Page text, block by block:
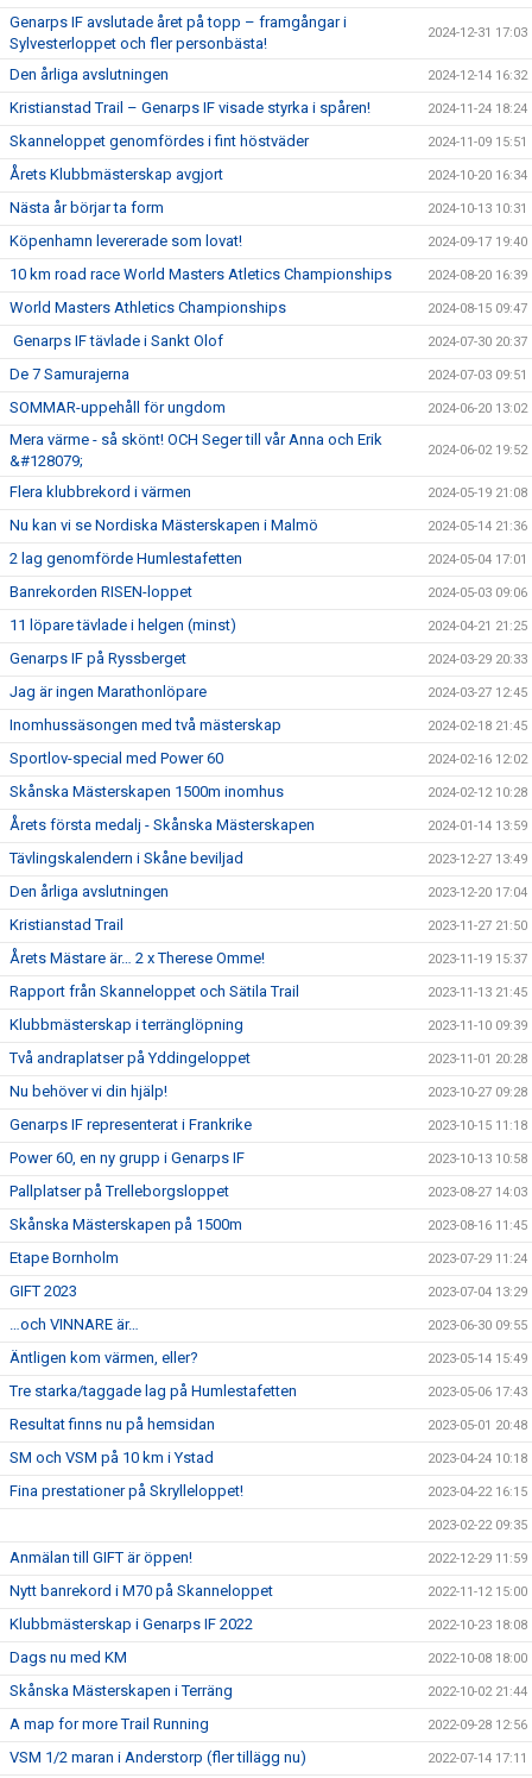
Genarps IF avslutade året på topp – framgångar i
Sylvesterloppet och fler personbästa!
2024-12-31 17:03
Den årliga avslutningen 2024-12-14 16:32
Kristianstad Trail – Genarps IF visade styrka i spåren! 2024-11-24 18:24
Skanneloppet genomfördes i fint höstväder 2024-11-09 15:51
Årets Klubbmästerskap avgjort 2024-10-20 16:34
Nästa år börjar ta form 2024-10-13 10:31
Köpenhamn levererade som lovat! 2024-09-17 19:40
10 km road race World Masters Atletics Championships 2024-08-20 16:39
World Masters Athletics Championships 2024-08-15 09:47
Genarps IF tävlade i Sankt Olof 2024-07-30 20:37
De 7 Samurajerna 2024-07-03 09:51
SOMMAR-uppehåll för ungdom 2024-06-20 13:02
Mera värme - så skönt! OCH Seger till vår Anna och Erik
&#128079;
2024-06-02 19:52
Flera klubbrekord i värmen 2024-05-19 21:08
Nu kan vi se Nordiska Mästerskapen i Malmö 2024-05-14 21:36
2 lag genomförde Humlestafetten 2024-05-04 17:01
Banrekorden RISEN-loppet 2024-05-03 09:06
11 löpare tävlade i helgen (minst) 2024-04-21 21:25
Genarps IF på Ryssberget 2024-03-29 20:33
Jag är ingen Marathonlöpare 2024-03-27 12:45
Inomhussäsongen med två mästerskap 2024-02-18 21:45
Sportlov-special med Power 60 2024-02-16 12:02
Skånska Mästerskapen 1500m inomhus 2024-02-12 10:28
Årets första medalj - Skånska Mästerskapen 2024-01-14 13:59
Tävlingskalendern i Skåne beviljad 2023-12-27 13:49
Den årliga avslutningen 2023-12-20 17:04
Kristianstad Trail 2023-11-27 21:50
Årets Mästare är… 2 x Therese Omme! 2023-11-19 15:37
Rapport från Skanneloppet och Sätila Trail 2023-11-13 21:45
Klubbmästerskap i terränglöpning 2023-11-10 09:39
Två andraplatser på Yddingeloppet 2023-11-01 20:28
Nu behöver vi din hjälp! 2023-10-27 09:28
Genarps IF representerat i Frankrike 2023-10-15 11:18
Power 60, en ny grupp i Genarps IF 2023-10-13 10:58
Pallplatser på Trelleborgsloppet 2023-08-27 14:03
Skånska Mästerskapen på 1500m 2023-08-16 11:45
Etape Bornholm 2023-07-29 11:24
GIFT 2023 2023-07-04 13:29
…och VINNARE är… 2023-06-30 09:55
Äntligen kom värmen, eller? 2023-05-14 15:49
Tre starka/taggade lag på Humlestafetten 2023-05-06 17:43
Resultat finns nu på hemsidan 2023-05-01 20:48
SM och VSM på 10 km i Ystad 2023-04-24 10:18
Fina prestationer på Skrylleloppet! 2023-04-22 16:15
2023-02-22 09:35
Anmälan till GIFT är öppen! 2022-12-29 11:59
Nytt banrekord i M70 på Skanneloppet 2022-11-12 15:00
Klubbmästerskap i Genarps IF 2022 2022-10-23 18:08
Dags nu med KM 2022-10-08 18:00
Skånska Mästerskapen i Terräng 2022-10-02 21:44
A map for more Trail Running 2022-09-28 12:56
VSM 1/2 maran i Anderstorp (fler tillägg nu) 2022-07-14 17:11